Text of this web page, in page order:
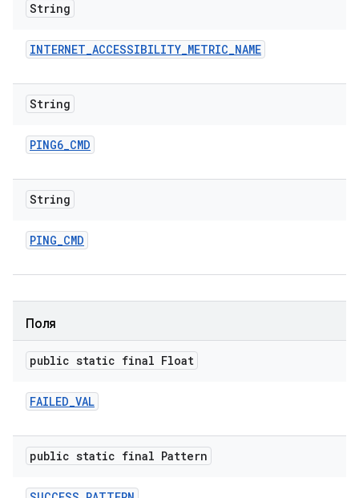
String
INTERNET_ACCESSIBILITY_METRIC_NAME
String
PING6_CMD
String
PING_CMD
Поля
public static final Float
FAILED_VAL
public static final Pattern